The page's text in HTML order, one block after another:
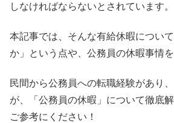
しなければならないとされています。
本記事では、そんな有給休暇につい
か」という点や、公務員の休暇事情
民間から公務員への転職経験があり
が、「公務員の休暇」について徹底
ご参考にください！